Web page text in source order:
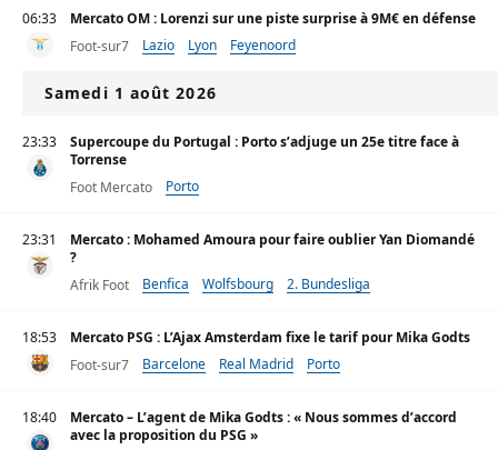
06:33
Mercato OM : Lorenzi sur une piste surprise à 9M€ en défense
Foot-sur7
Lazio Lyon Feyenoord
Samedi 1 août 2026
23:33
Supercoupe du Portugal : Porto s’adjuge un 25e titre face à
Torrense
Foot Mercato
Porto
23:31
Mercato : Mohamed Amoura pour faire oublier Yan Diomandé
?
Afrik Foot
Benfica Wolfsbourg 2. Bundesliga
18:53
Mercato PSG : L’Ajax Amsterdam fixe le tarif pour Mika Godts
Foot-sur7
Barcelone Real Madrid Porto
18:40
Mercato – L’agent de Mika Godts : « Nous sommes d’accord
avec la proposition du PSG »